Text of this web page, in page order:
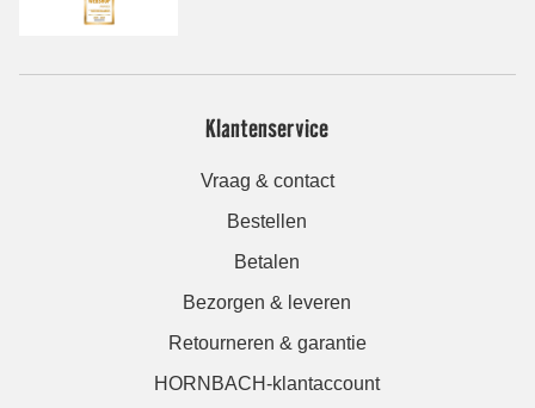
Klantenservice
Vraag & contact
Bestellen
Betalen
Bezorgen & leveren
Retourneren & garantie
HORNBACH-klantaccount